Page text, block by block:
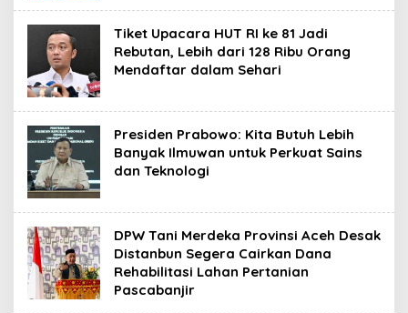
Tiket Upacara HUT RI ke 81 Jadi
Rebutan, Lebih dari 128 Ribu Orang
Mendaftar dalam Sehari
Presiden Prabowo: Kita Butuh Lebih
Banyak Ilmuwan untuk Perkuat Sains
dan Teknologi
DPW Tani Merdeka Provinsi Aceh Desak
Distanbun Segera Cairkan Dana
Rehabilitasi Lahan Pertanian
Pascabanjir